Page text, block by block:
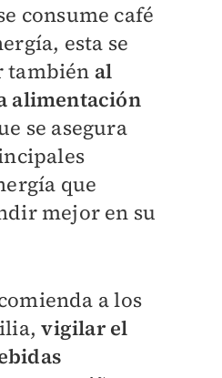
consume café
esta se
también al
alimentación
se asegura
que
mejor en su
a los
vigilar el